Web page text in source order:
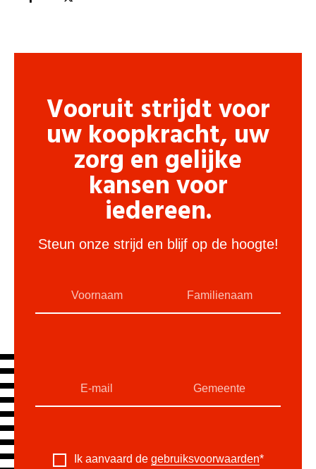
Vooruit strijdt voor
uw koopkracht, uw
zorg en gelijke
kansen voor
iedereen.
Steun onze strijd en blijf op de hoogte!
Ik aanvaard de gebruiksvoorwaarden*